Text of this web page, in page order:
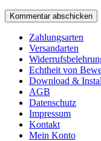
Zahlungsarten
Versandarten
Echtheit von
Download &
AGB
Datenschutz
Impressum
Kontakt
Mein Konto